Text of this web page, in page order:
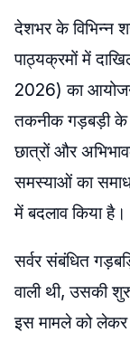
देशभर के विभिन्न
पाठ्यक्रमों में
2026) का
तकनीक गड़बड़ी के
छात्रों और
समस्याओं का
में बदलाव किया है।
सर्वर संबंधित
वाली थी, उसकी
इस मामले को